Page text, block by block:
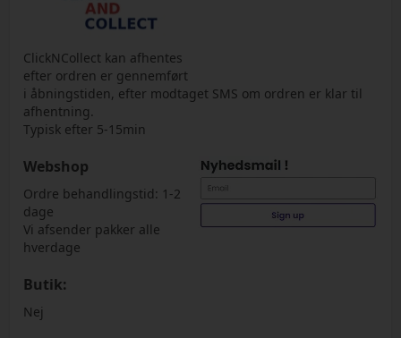
ClickNCollect kan afhentes
efter ordren er gennemført
i åbningstiden, efter modtaget SMS om ordren er klar til
afhentning.
Typisk efter 5-15min
Webshop
Ordre behandlingstid: 1-2
dage
Vi afsender pakker alle
hverdage
Butik:
Nej